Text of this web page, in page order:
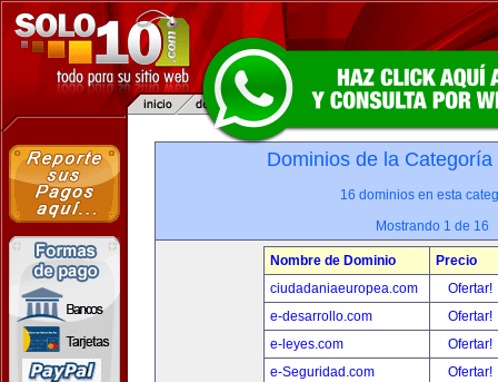
Dominios de la
16 dominios en esta
Mostrando 1 de 16
Nombre de Dominio
Precio
ciudadaniaeuropea.com
Ofertar!
e-desarrollo.com
Ofertar!
e-leyes.com
Ofertar!
e-Seguridad.com
Ofertar!